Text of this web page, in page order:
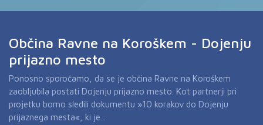
Občina Ravne na Koroškem - Dojenju
prijazno mesto
Ponosno sporočamo, da se je občina Ravne na Koroškem
zaobljubila postati Dojenju prijazno mesto. Kot partnerji pri
projetku bomo sledili dokumentu »10 korakov do Dojenju
prijaznega mesta«, ki je...